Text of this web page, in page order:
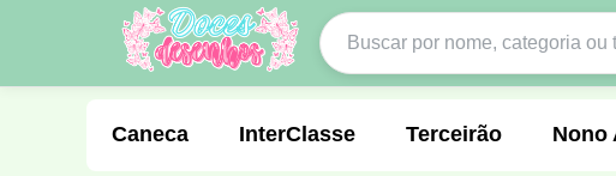
Caneca InterClasse Terceirão Nono